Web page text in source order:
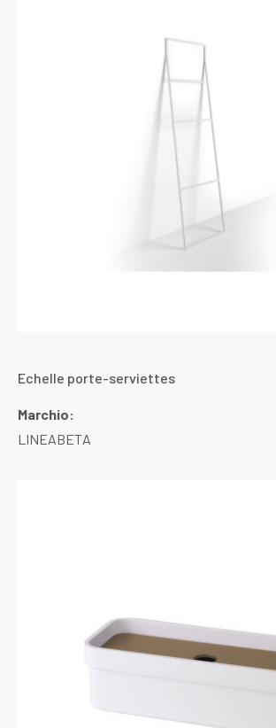
Echelle porte-serviettes
Marchio:
LINEABETA